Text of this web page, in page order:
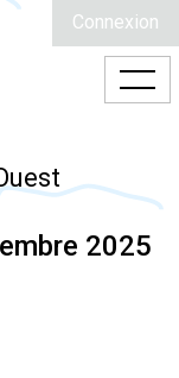
Connexion
2025